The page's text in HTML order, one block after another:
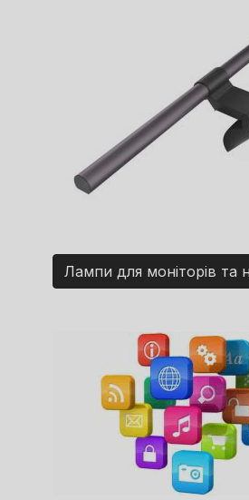
Лампи для моніторів та